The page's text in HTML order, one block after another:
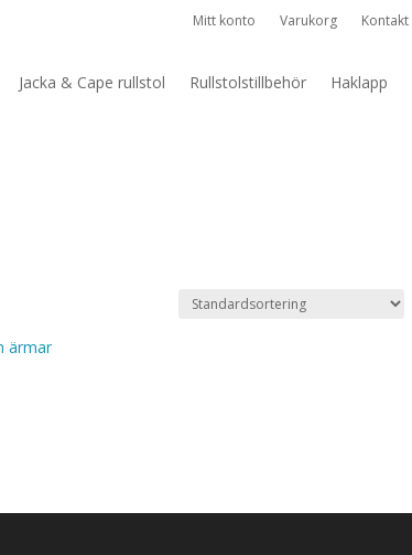
Mitt konto Varukorg Kontakt
Jacka & Cape rullstol Rullstolstillbehör Haklapp